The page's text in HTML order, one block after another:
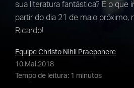
sua literatura fantástica? É o que
partir do dia 21 de maio próximo,
Ricardo!
Equipe Christo Nihil Praeponere
10.Mai.2018
Tempo de leitura: 1 minutos